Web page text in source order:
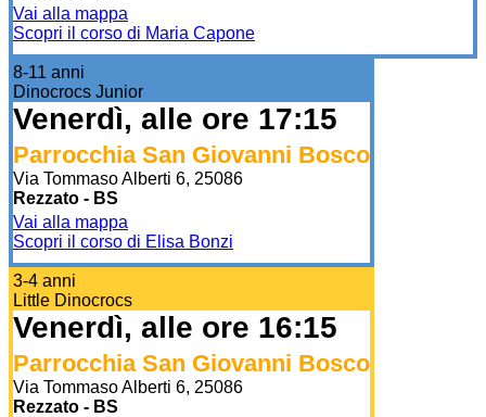
Vai alla mappa
Scopri il corso di Maria Capone
8-11 anni
Dinocrocs Junior
Venerdì, alle ore 17:15
Parrocchia San Giovanni Bosco
Via Tommaso Alberti 6, 25086
Rezzato - BS
Vai alla mappa
Scopri il corso di Elisa Bonzi
3-4 anni
Little Dinocrocs
Venerdì, alle ore 16:15
Parrocchia San Giovanni Bosco
Via Tommaso Alberti 6, 25086
Rezzato - BS